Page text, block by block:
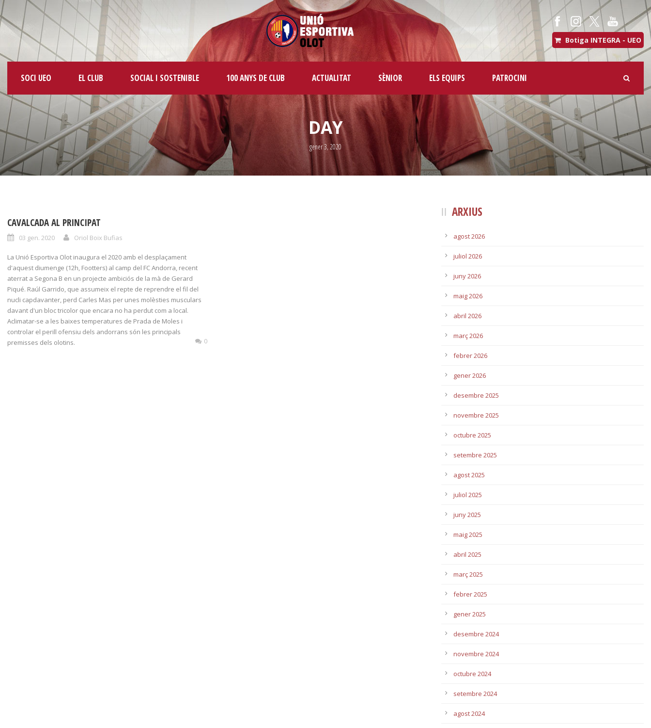
Botiga INTEGRA - UEO
SOCI UEO EL CLUB SOCIAL I SOSTENIBLE 100 ANYS DE CLUB ACTUALITAT SÈNIOR ELS EQUIPS PATROCINI
DAY
gener 3, 2020
CAVALCADA AL PRINCIPAT
03 gen. 2020 Oriol Boix Bufias
La Unió Esportiva Olot inaugura el 2020 amb el desplaçament
d'aquest diumenge (12h, Footters) al camp del FC Andorra, recent
aterrat a Segona B en un projecte ambiciós de la mà de Gerard
Piqué. Raúl Garrido, que assumeix el repte de reprendre el fil del
nucli capdavanter, perd Carles Mas per unes molèsties musculars
davant d'un bloc tricolor que encara no ha perdut com a local.
Aclimatar-se a les baixes temperatures de Prada de Moles i
controlar el perill ofensiu dels andorrans són les principals
premisses dels olotins.
0
ARXIUS
agost 2026
juliol 2026
juny 2026
maig 2026
abril 2026
març 2026
febrer 2026
gener 2026
desembre 2025
novembre 2025
octubre 2025
setembre 2025
agost 2025
juliol 2025
juny 2025
maig 2025
abril 2025
març 2025
febrer 2025
gener 2025
desembre 2024
novembre 2024
octubre 2024
setembre 2024
agost 2024